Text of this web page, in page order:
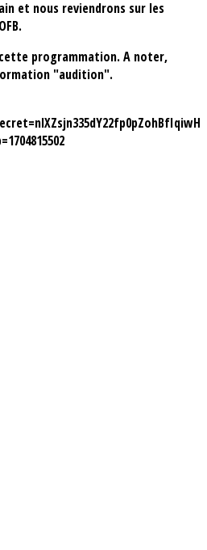
et nous reviendrons sur les
programmation. A noter,
"audition".